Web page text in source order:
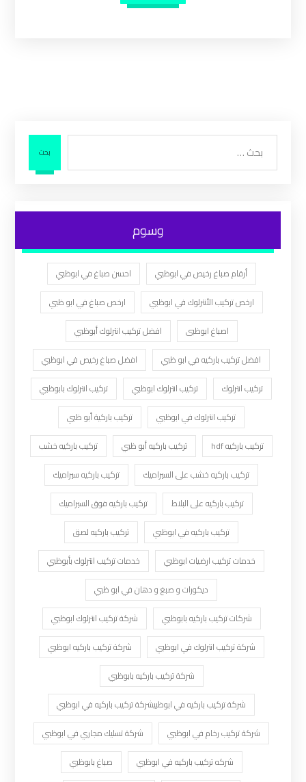
بحث
وسوم
أرقام صباغ رخيص في ابوظبي
احسن صباغ في ابوظبي
ارخص تركيب الأنترلوك في ابوظبي
ارخص صباغ في ابو ظبي
اصباغ ابوظبى
افضل تركيب انترلوك أبوظبي
افضل تركيب باركيه في ابو ظبي
افضل صباغ رخيص في ابوظبي
تركيب انترلوك
تركيب انترلوك ابوظبي
تركيب انترلوك بابوظبي
تركيب انترلوك في ابوظبي
تركيب باركية أبو ظبي
تركيب باركيه hdf
تركيب باركيه أبو ظبي
تركيب باركيه خشب
تركيب باركيه خشب على السيراميك
تركيب باركيه سيراميك
تركيب باركيه على البلاط
تركيب باركيه فوق السيراميك
تركيب باركيه في ابوظبي
تركيب باركيه لصق
خدمات تركيب ارضيات ابوظبي
خدمات تركيب انترلوك بأبوظبي
ديكورات و صبغ و دهان في ابو ظبي
شركات تركيب باركيه بابوظبي
شركة تركيب انترلوك ابوظبي
شركة تركيب انترلوك في ابوظبي
شركة تركيب باركيه ابوظبي
شركة تركيب باركيه بابوظبي
شركة تركيب باركيه في ابوظبيشركة تركيب باركيه في ابوظبي
شركة تركيب رخام في ابوظبي
شركة تسليك مجاري في ابوظبي
شركه تركيب باركيه في ابوظبي
صباغ بابوظبي